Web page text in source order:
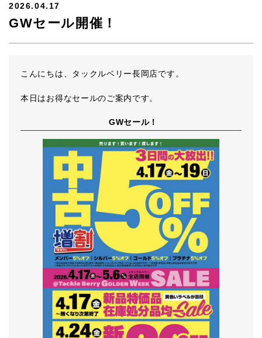
2026.04.17
GWセール開催！
こんにちは、タックルベリー長岡店です。
本日はお得なセールのご案内です。
GWセール！